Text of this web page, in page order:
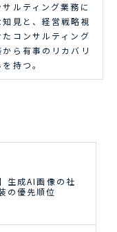
ルティング業務に
見と、経営戦略視
コンサルティング
ら有事のリカバリ
持つ。
生成AI画像の社
の優先順位